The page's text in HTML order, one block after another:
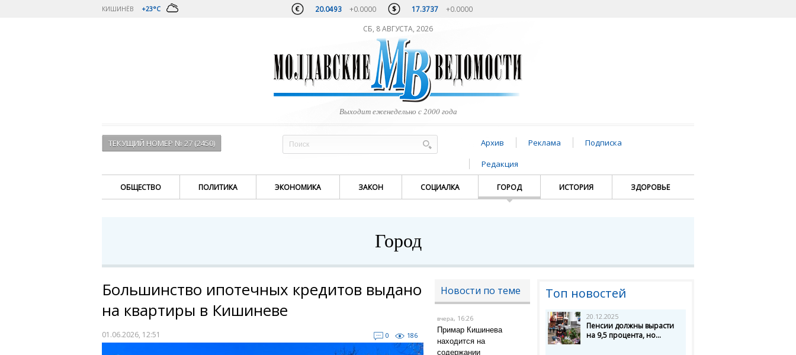
КИШИНЁВ +23°C 20.0493 +0.0000 17.3737 +0.0000
СБ, 8 АВГУСТА, 2026
Выходит еженедельно с 2000 года
ТЕКУЩИЙ НОМЕР № 27 (2450) Архив Реклама
Подписка
Редакция
ОБЩЕСТВО ПОЛИТИКА ЭКОНОМИКА ЗАКОН СОЦИАЛКА ГОРОД ИСТОРИЯ ЗДОРОВЬЕ
Город
Большинство ипотечных кредитов выдано
на квартиры в Кишиневе
01.06.2026, 12:51 0 186
Новости по теме
вчера, 16:26
Примар Кишинева
находится на
содержании
Топ новостей
20.12.2025
Пенсии должны вырасти
на 9,5 процента, но...